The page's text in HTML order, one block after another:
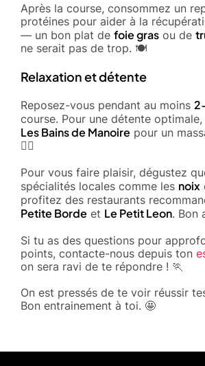
Après la course, consommez un
protéines pour aider à la
— un bon plat de foie gras ou de
ne serait pas de trop. 🍽️
Relaxation et détente
Reposez-vous pendant au moins
course. Pour une détente
Les Bains de Manoire pour un
💆‍♀️
Pour vous faire plaisir, dégustez
spécialités locales comme les noix
profitez des restaurants
Petite Borde et Le Petit Leon. Bon
Si tu as des questions pour
points, contacte-nous depuis ton
on sera ravi de te répondre ! 🏃
On est pressés de te voir réussir
Bon entrainement à toi. 🤩